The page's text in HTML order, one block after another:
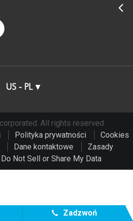
US - PL
All rights reserved.
Polityka prywatności
Cookies
Dane kontaktowe
Zasady
Do Not Sell or Share My Data
Zadzwoń